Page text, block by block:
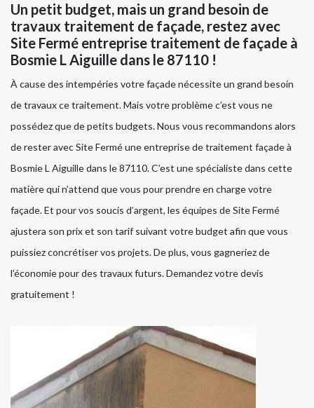
Un petit budget, mais un grand besoin de
travaux traitement de façade, restez avec
Site Fermé entreprise traitement de façade à
Bosmie L Aiguille dans le 87110 !
À cause des intempéries votre façade nécessite un grand besoin
de travaux ce traitement. Mais votre problème c’est vous ne
possédez que de petits budgets. Nous vous recommandons alors
de rester avec Site Fermé une entreprise de traitement façade à
Bosmie L Aiguille dans le 87110. C’est une spécialiste dans cette
matière qui n’attend que vous pour prendre en charge votre
façade. Et pour vos soucis d’argent, les équipes de Site Fermé
ajustera son prix et son tarif suivant votre budget afin que vous
puissiez concrétiser vos projets. De plus, vous gagneriez de
l’économie pour des travaux futurs. Demandez votre devis
gratuitement !